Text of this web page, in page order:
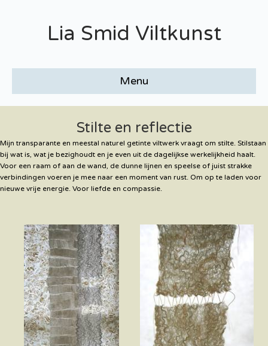
Lia Smid Viltkunst
Menu
Stilte en reflectie
Mijn transparante en meestal naturel getinte viltwerk vraagt om stilte. Stilstaan
bij wat is, wat je bezighoudt en je even uit de dagelijkse werkelijkheid haalt.
Voor een raam of aan de wand, de dunne lijnen en speelse of juist strakke
verbindingen voeren je mee naar een moment van rust. Om op te laden voor
nieuwe vrije energie. Voor liefde en compassie.